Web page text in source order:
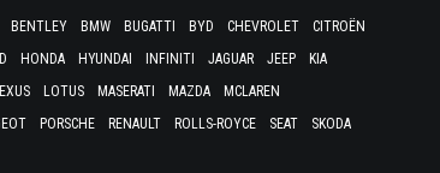
BENTLEY BMW BUGATTI BYD CHEVROLET
CITROËN
HONDA HYUNDAI INFINITI JAGUAR JEEP
KIA
LOTUS MASERATI MAZDA
MCLAREN
PORSCHE RENAULT ROLLS-ROYCE SEAT
SKODA